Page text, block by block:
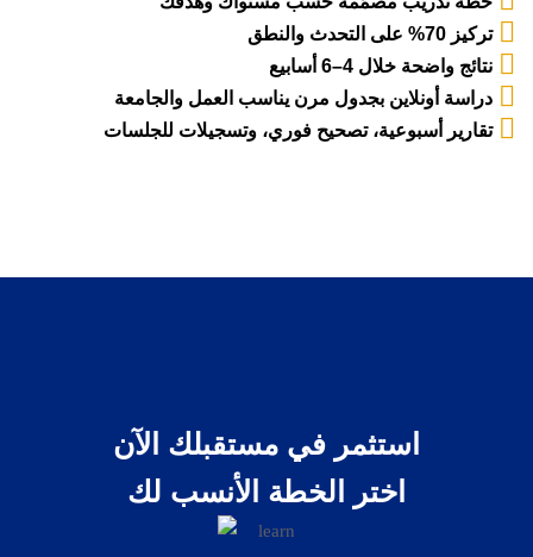
نتائج واضحة خلال 4–6 أسابيع
دراسة أونلاين بجدول مرن يناسب العمل والجامعة
تقارير أسبوعية، تصحيح فوري، وتسجيلات للجلسات
استثمر في مستقبلك الآن
اختر الخطة الأنسب لك